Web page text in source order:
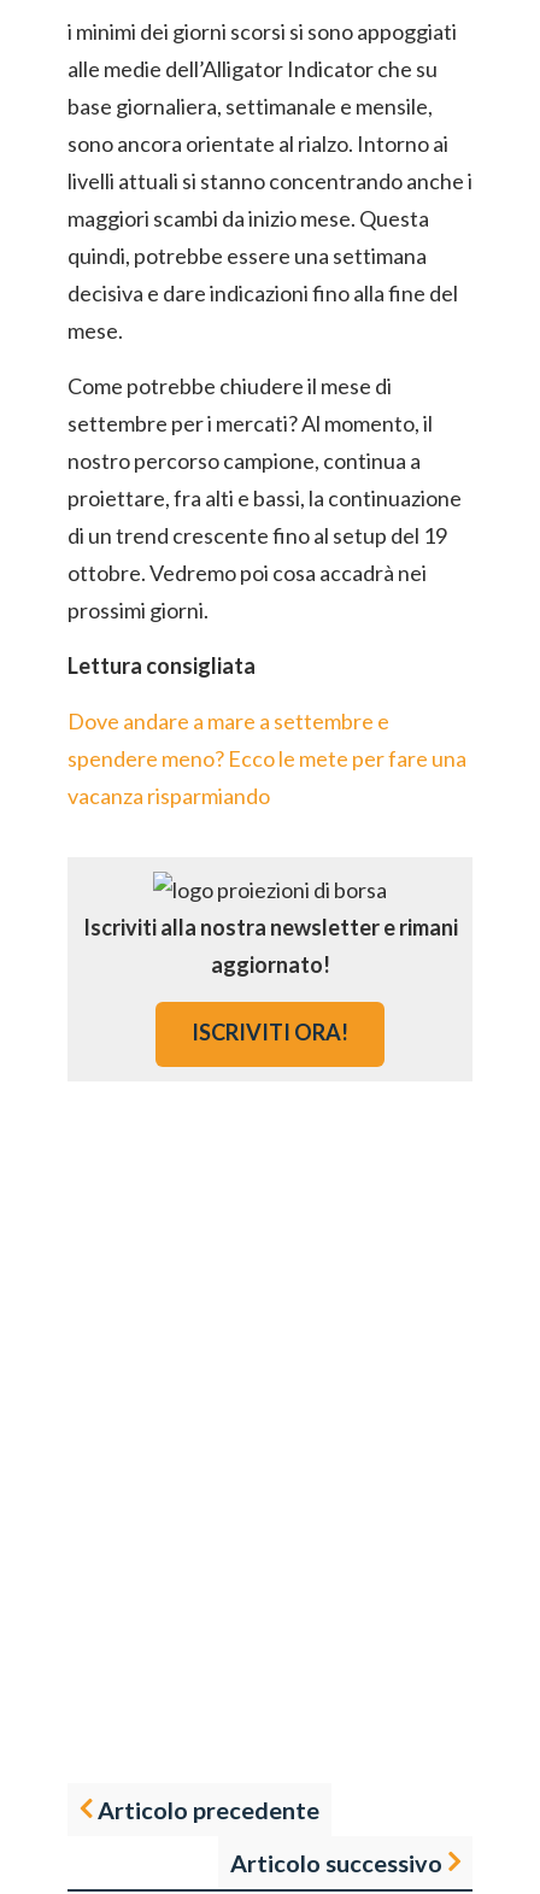
i minimi dei giorni scorsi si sono appoggiati
alle medie dell’Alligator Indicator che su
base giornaliera, settimanale e mensile,
sono ancora orientate al rialzo. Intorno ai
livelli attuali si stanno concentrando anche i
maggiori scambi da inizio mese. Questa
quindi, potrebbe essere una settimana
decisiva e dare indicazioni fino alla fine del
mese.
Come potrebbe chiudere il mese di
settembre per i mercati? Al momento, il
nostro percorso campione, continua a
proiettare, fra alti e bassi, la continuazione
di un trend crescente fino al setup del 19
ottobre. Vedremo poi cosa accadrà nei
prossimi giorni.
Lettura consigliata
Dove andare a mare a settembre e
spendere meno? Ecco le mete per fare una
vacanza risparmiando
Iscriviti alla nostra newsletter e rimani
aggiornato!
ISCRIVITI ORA!
Articolo precedente
Articolo successivo